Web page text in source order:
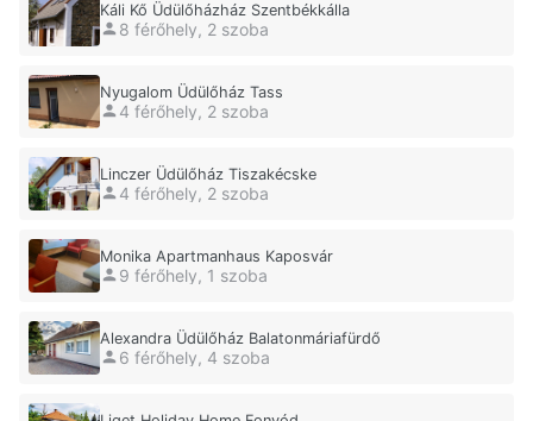
Káli Kő Üdülőházház Szentbékkálla
8 férőhely, 2 szoba
Nyugalom Üdülőház Tass
4 férőhely, 2 szoba
Linczer Üdülőház Tiszakécske
4 férőhely, 2 szoba
Monika Apartmanhaus Kaposvár
9 férőhely, 1 szoba
Alexandra Üdülőház Balatonmáriafürdő
6 férőhely, 4 szoba